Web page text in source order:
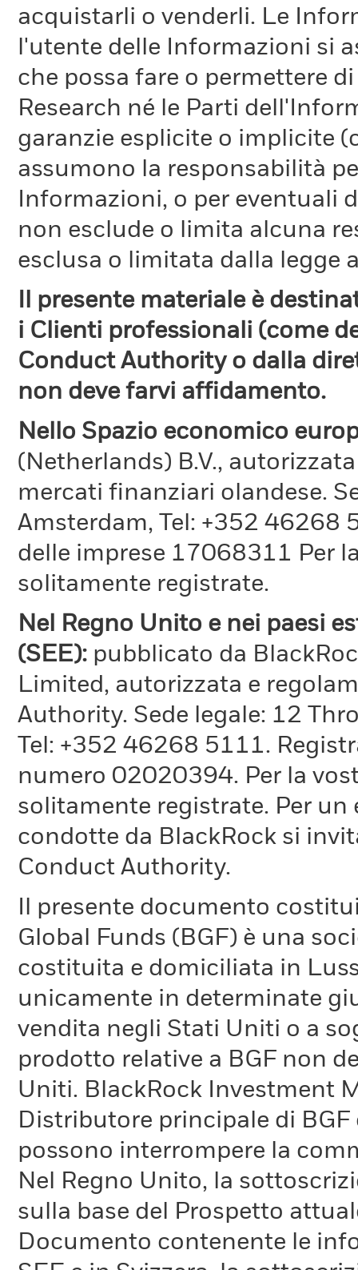
acquistarli o venderli. Le
l'utente delle Informazioni si
che possa fare o permettere
Research né le Parti
garanzie esplicite o implicite
assumono la responsabilità
Informazioni, o per eventuali
non esclude o limita alcuna
esclusa o limitata dalla legge
Il presente materiale è
i Clienti professionali (come
Conduct Authority o dalla
non deve farvi affidamento.
Nello Spazio economico
(Netherlands) B.V.,
mercati finanziari olandese.
Amsterdam, Tel: +352 46268
delle imprese 17068311 Per
solitamente registrate.
Nel Regno Unito e nei paesi
(SEE): pubblicato da
Limited, autorizzata e
Authority. Sede legale: 12
Tel: +352 46268 5111.
numero 02020394. Per la
solitamente registrate. Per
condotte da BlackRock si
Conduct Authority.
Il presente documento
Global Funds (BGF) è una
costituita e domiciliata in
unicamente in determinate
vendita negli Stati Uniti o a
prodotto relative a BGF non
Uniti. BlackRock Investment
Distributore principale di BGF
possono interrompere la
Nel Regno Unito, la
sulla base del Prospetto
Documento contenente le